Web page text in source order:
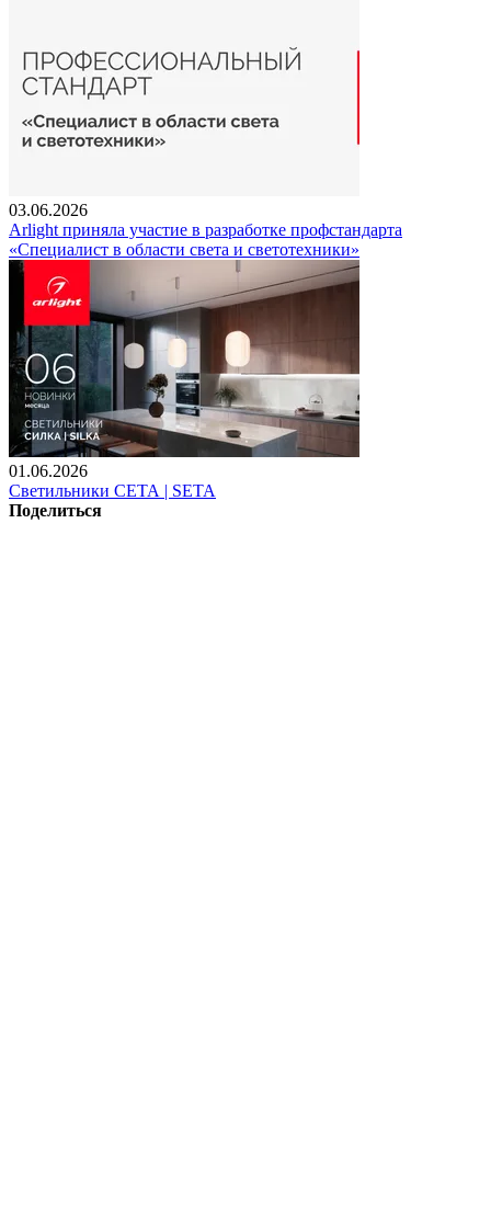
03.06.2026
Arlight приняла участие в разработке профстандарта
«Специалист в области света и светотехники»
01.06.2026
Светильники СЕТА | SETA
Поделиться